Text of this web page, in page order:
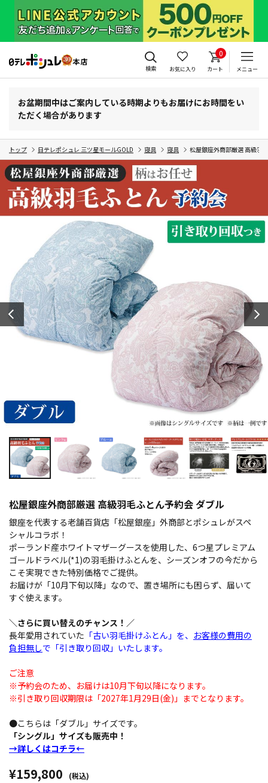
検索 お気に入り
0
カート メニュー
お盆期間中はご案内している時期よりもお届けにお時間をい
ただく場合があります
トップ 日テレポシュレ 三ツ星モールGOLD 寝具 寝具 松屋銀座外商部厳選 高級羽
松屋銀座外商部厳選 高級羽毛ふとん予約会 ダブル
銀座を代表する老舗百貨店「松屋銀座」外商部とポシュレがスペ
シャルコラボ！
ポーランド産ホワイトマザーグースを使用した、6つ星プレミアム
ゴールドラベル(*1)の羽毛掛けふとんを、シーズンオフの今だから
こそ実現できた特別価格でご提供。
お届けが「10月下旬以降」なので、置き場所にも困らず、届いて
すぐ使えます。
＼さらに買い替えのチャンス！／
長年愛用されていた 「古い羽毛掛けふとん」を、 お客様の費用の
負担無しで「引き取り回収」いたします。
ご注意
※予約会のため、お届けは10月下旬以降になります。
※引き取り回収期限は「2027年1月29日(金)」までとなります。
●こちらは「ダブル」サイズです。
「シングル」サイズも販売中！
→詳しくはコチラ←
¥159,800 (税込)